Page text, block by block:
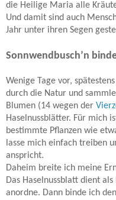
die Heilige Maria alle
Und damit sind auch
Jahr unter ihren Segen
Sonnwendbusch’n
Wenige Tage vor,
durch die Natur und
Blumen (14 wegen der
Haselnussblätter. Für mich
bestimmte Pflanzen wie
lasse mich einfach treiben
anspricht.
Daheim breite ich meine
Das Haselnussblatt dient
anordne. Dann binde ich